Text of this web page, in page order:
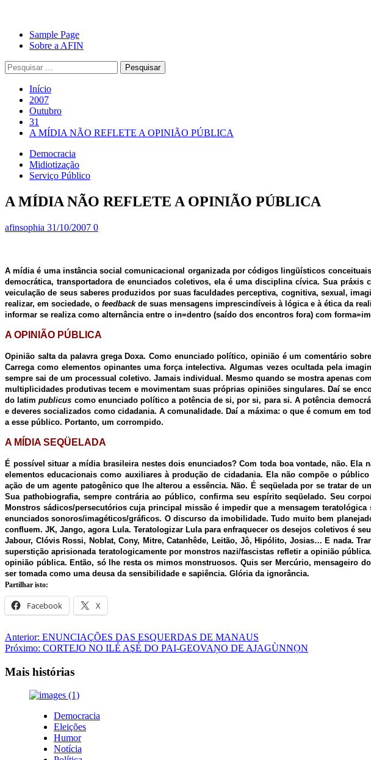
Avançar
para
conteúdo
Primary
Menu
Sample Page
Sobre a AFIN
Pesquisar
por:
Início
2007
Outubro
31
A MÍDIA NÃO REFLETE A OPINIÃO PÚBLICA
Democracia
Midiotização
Serviço Público
A MÍDIA NÃO REFLETE A OPINIÃO PÚBLICA
afinsophia 31/10/2007 0
A mídia é uma instância social comunicacional organizada por códigos lingüísticos
democrática, transportadora de enunciados coletivos, ela é uma disciplina cívica. Sua
veiculação de seus saberes produzidos por suas faculdades perceptiva, cognitiva, sexual,
realizar, em sociedade, o feedbackde suas mensagens imprescindíveis à lógica e à ética da
informar se realiza como alternância entre o in=dentro (saído dos encontros fora) com
A OPINIÃO PÚBLICA
Opinião salta da palavra grega Doxa. Como enunciado político, opinião é um comentário
Carrega como elementos opinantes uma força intelectiva. Algumas vezes ocultada pela
sempre sai de um processual coletivo. Jamais individual. Mesmo quando se mostra apenas
multiplicidades produtivas tecem e movimentam suas próprias opiniões singulares. Daí se
do latimpublicus como enunciado político a potência de si, por si, para si. A potência
e deveres socializados como cidadania. A comunalidade. Daí a máxima: o que é comum em
a esse público. Portanto, um corrompido.
A MÍDIA SEQÜELADA
É possível situar a mídia brasileira nestes dois enunciados? Com toda boa vontade, não.
elementos educacionais como auxiliares à produção de cidadania. Ela não compõe o
ação de um agente patogênico que lhe alterou a essência. Não. É seqüelada por se tratar de
Sua pathobiografia, sempre contrária ao público, confirma seu espírito seqüelado. Seu
Monstros sádicos/persecutórios cuja principal missão é impedir que a mensagem
enunciados sonoros/imagéticos/gráficos. O discurso da imobilidade. Tudo muito bem
confluem. JK, Jango, agora Lula. Teratologizar Lula para enfraquecer os desejos coletivos é
Jabour, Clóvis Rossi, Noblat, Cony, Mitre, Catanhêde, Leitão, Jô, Hipólito, Josias… E nada.
superstição aprisionada teratologicamente por monstros nazi/fascistas refletir a opinião
opinião pública. Então, só lhe resta os mimos monstruosos. Quis ser Mercúrio, mensageiro
ser tomada como uma deusa da sensibilidade e sapiência. Glória da ignorância.
Partilhar isto:
Facebook X
Navegação
de
artigos
Anterior: ENUNCIAÇÕES DAS ESQUERDAS DE MANAUS
Próximo: CORTEJO NO ILÉ AŞÉ DO PAI-GEOVAŅO DE AJAGÙNNỌN
Mais histórias
Democracia
Eleições
Humor
Notícia